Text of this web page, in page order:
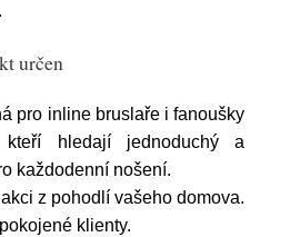
určen
pro inline bruslaře i fanoušky
kteří hledají jednoduchý a
každodenní nošení.
z pohodlí vašeho domova.
klienty.